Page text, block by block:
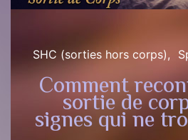
SHC (sorties hors corps)
Comment
sortie de
signes qui ne